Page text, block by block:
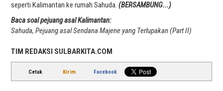
seperti Kalimantan ke rumah Sahuda.(BERSAMBUNG...)
Baca soal pejuang asal Kalimantan:
Sahuda, Pejuang asal Sendana Majene yang Terlupakan (Part II)
TIM REDAKSI SULBARKITA.COM
Cetak Kirim Facebook